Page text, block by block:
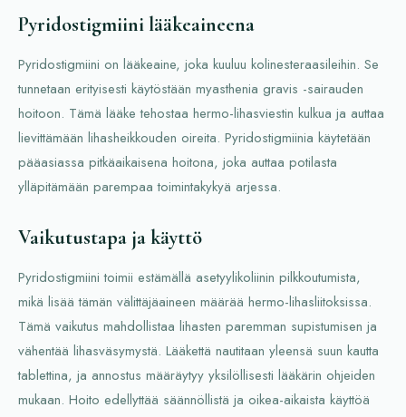
Pyridostigmiini lääkeaineena
Pyridostigmiini on lääkeaine, joka kuuluu kolinesteraasileihin. Se
tunnetaan erityisesti käytöstään myasthenia gravis -sairauden
hoitoon. Tämä lääke tehostaa hermo-lihasviestin kulkua ja auttaa
lievittämään lihasheikkouden oireita. Pyridostigmiinia käytetään
pääasiassa pitkäaikaisena hoitona, joka auttaa potilasta
ylläpitämään parempaa toimintakykyä arjessa.
Vaikutustapa ja käyttö
Pyridostigmiini toimii estämällä asetyylikoliinin pilkkoutumista,
mikä lisää tämän välittäjäaineen määrää hermo-lihasliitoksissa.
Tämä vaikutus mahdollistaa lihasten paremman supistumisen ja
vähentää lihasväsymystä. Lääkettä nautitaan yleensä suun kautta
tablettina, ja annostus määräytyy yksilöllisesti lääkärin ohjeiden
mukaan. Hoito edellyttää säännöllistä ja oikea-aikaista käyttöä